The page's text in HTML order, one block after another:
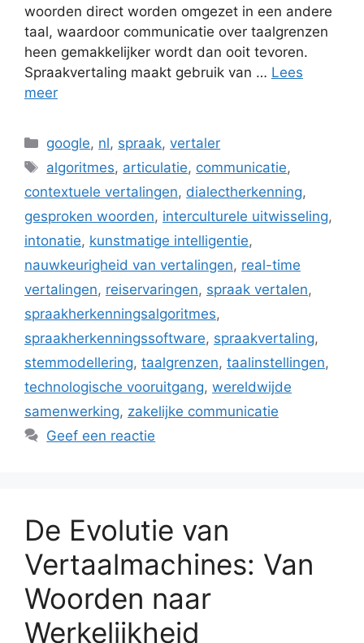
woorden direct worden omgezet in een andere
taal, waardoor communicatie over taalgrenzen
heen gemakkelijker wordt dan ooit tevoren.
Spraakvertaling maakt gebruik van … Lees
meer
Categorieën
google, nl, spraak,vertaler
Tags
algoritmes, articulatie, communicatie,
contextuele vertalingen, dialectherkenning,
gesproken woorden, interculturele uitwisseling,
intonatie, kunstmatige intelligentie,
nauwkeurigheid van vertalingen, real-time
vertalingen, reiservaringen, spraak vertalen,
spraakherkenningsalgoritmes,
spraakherkenningssoftware, spraakvertaling,
stemmodellering, taalgrenzen, taalinstellingen,
technologische vooruitgang, wereldwijde
samenwerking, zakelijke communicatie
Geef een reactie
De Evolutie van
Vertaalmachines: Van
Woorden naar
Werkelijkheid